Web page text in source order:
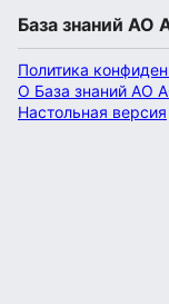
База знаний АО
Политика
О База знаний АО
Настольная версия